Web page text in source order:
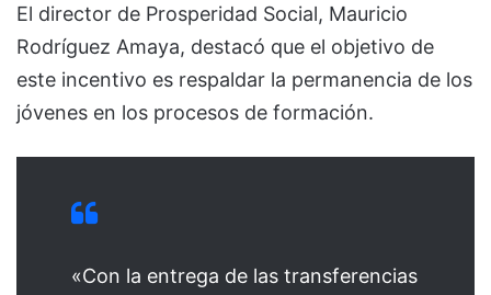
El director de Prosperidad Social, Mauricio
Rodríguez Amaya, destacó que el objetivo de
este incentivo es respaldar la permanencia de los
jóvenes en los procesos de formación.
«Con la entrega de las transferencias